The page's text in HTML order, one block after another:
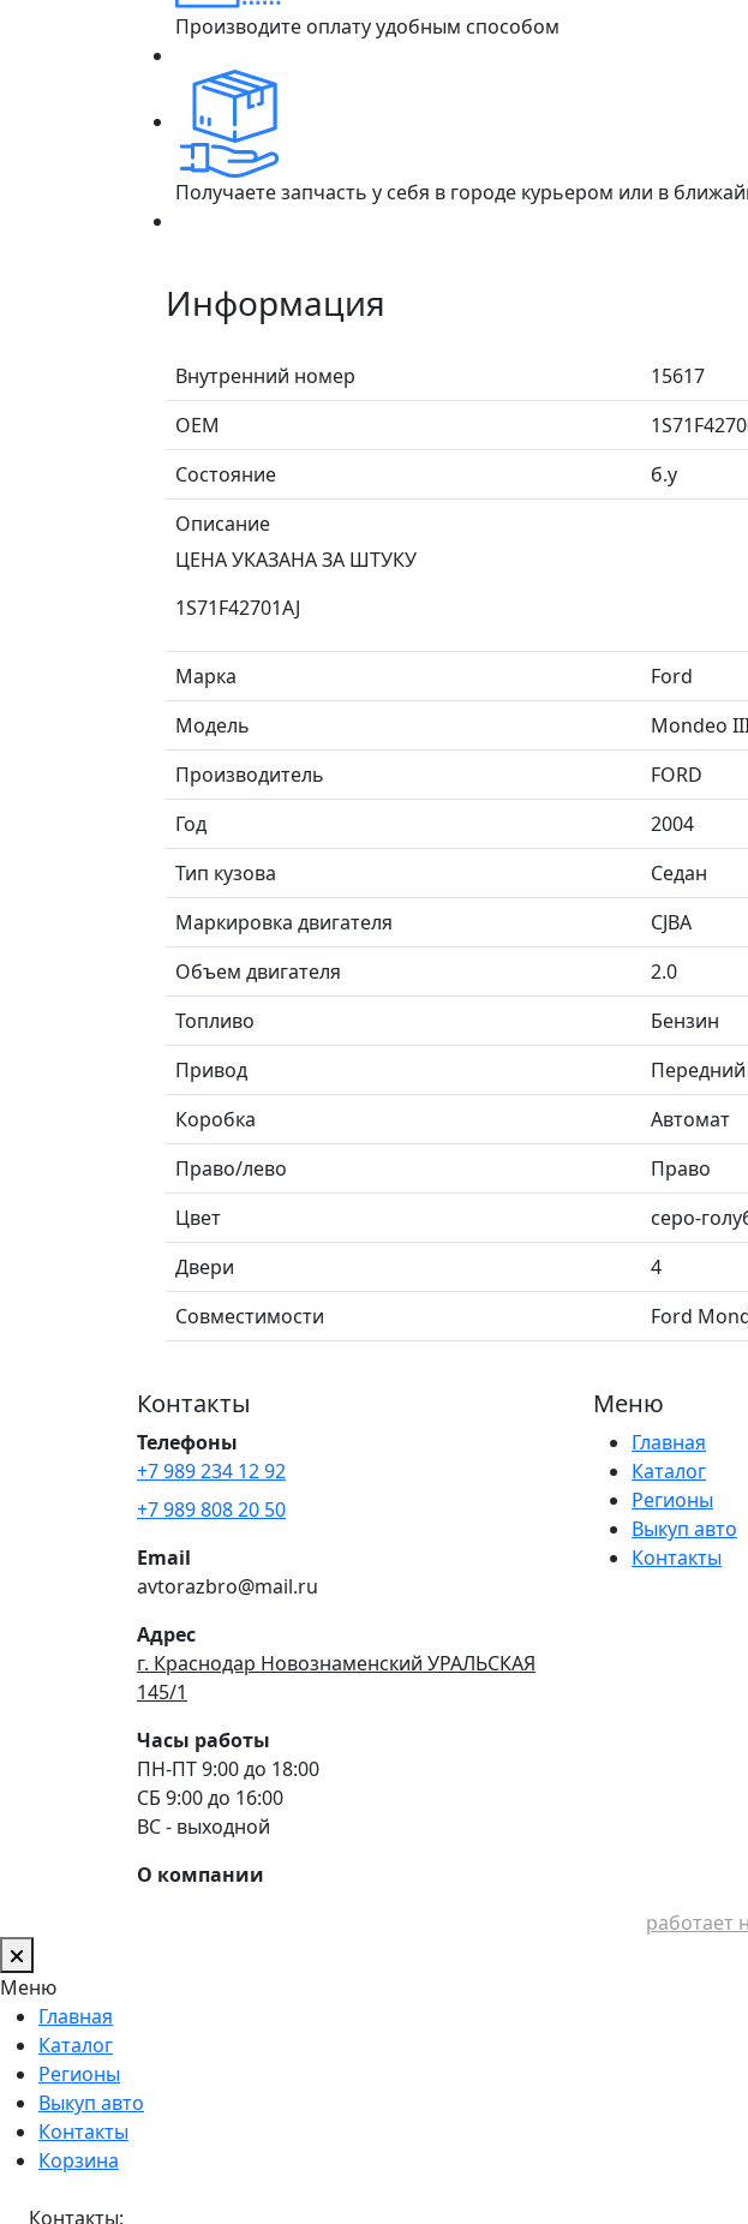
Производите оплату удобным способом
Получаете запчасть у себя в городе курьером или в
Информация
Внутренний номер
15617
ОЕМ
Состояние
б.у
Описание
ЦЕНА УКАЗАНА ЗА ШТУКУ
1S71F42701AJ
Марка
Ford
Модель
Mondeo
Производитель
FORD
Год
2004
Тип кузова
Седан
Маркировка двигателя
CJBA
Объем двигателя
2.0
Топливо
Бензин
Привод
Передний
Коробка
Автомат
Право/лево
Право
Цвет
серо-
Двери
4
Совместимости
Ford
Контакты
Телефоны
+7 989 234 12 92
+7 989 808 20 50
Email
avtorazbro@mail.ru
Адрес
г. Краснодар Новознаменский УРАЛЬСКАЯ
145/1
Часы работы
ПН-ПТ 9:00 до 18:00
СБ 9:00 до 16:00
ВС - выходной
О компании
Меню
Главная
Каталог
Регионы
Выкуп авто
Контакты
работает
Меню
Главная
Каталог
Регионы
Выкуп авто
Контакты
Корзина
Контакты: